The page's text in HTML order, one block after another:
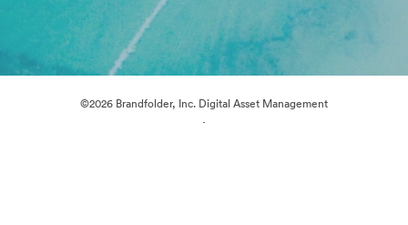
©2026 Brandfolder, Inc. Digital Asset Management
·